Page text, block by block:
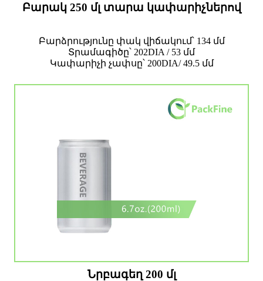
Բարակ 250 մլ տարա կափարիչներով
Բարձրությունը փակ վիճակում՝ 134 մմ
Տրամագիծը՝ 202DIA / 53 մմ
Կափարիչի չափսը՝ 200DIA/ 49.5 մմ
Նրբագեղ 200 մլ